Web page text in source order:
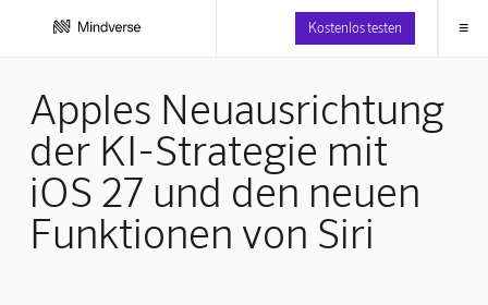
Kostenlos testen ≡
Apples Neuausrichtung
der KI-Strategie mit
iOS 27 und den neuen
Funktionen von Siri